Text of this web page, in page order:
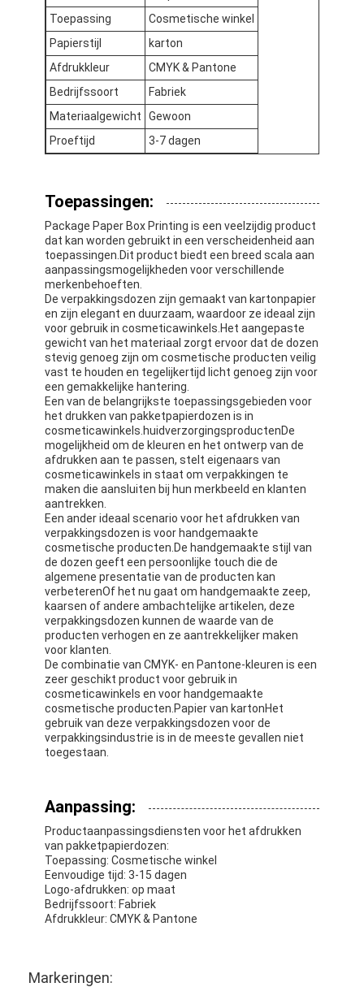
Fabriekstour
Kwaliteitscontrole
Neem contact met ons op
Nieuws
verpakkingsdozen
Kosmetische verpakkende doos
Elektronische verpakkingsdoos
document giftzakken
Stijve giftdoos
opvouwbare papieren doos
toonbank
Kleinschappen voor de winkel
Kleefkleefmerk
Gezichtsmasker Verpakkende Zak
Aanpassing van de brochure
Gepersonaliseerd rood pakket
Toepassing
Cosmetische winkel
Papierstijl
karton
Afdrukkleur
CMYK & Pantone
Bedrijfssoort
Fabriek
Materiaalgewicht
Gewoon
Proeftijd
3-7 dagen
Toepassingen:
Package Paper Box Printing is een veelzijdig product
dat kan worden gebruikt in een verscheidenheid aan
toepassingen.Dit product biedt een breed scala aan
aanpassingsmogelijkheden voor verschillende
merkenbehoeften.
De verpakkingsdozen zijn gemaakt van kartonpapier
en zijn elegant en duurzaam, waardoor ze ideaal zijn
voor gebruik in cosmeticawinkels.Het aangepaste
gewicht van het materiaal zorgt ervoor dat de dozen
stevig genoeg zijn om cosmetische producten veilig
vast te houden en tegelijkertijd licht genoeg zijn voor
een gemakkelijke hantering.
Een van de belangrijkste toepassingsgebieden voor
het drukken van pakketpapierdozen is in
cosmeticawinkels.huidverzorgingsproductenDe
mogelijkheid om de kleuren en het ontwerp van de
afdrukken aan te passen, stelt eigenaars van
cosmeticawinkels in staat om verpakkingen te
maken die aansluiten bij hun merkbeeld en klanten
aantrekken.
Een ander ideaal scenario voor het afdrukken van
verpakkingsdozen is voor handgemaakte
cosmetische producten.De handgemaakte stijl van
de dozen geeft een persoonlijke touch die de
algemene presentatie van de producten kan
verbeterenOf het nu gaat om handgemaakte zeep,
kaarsen of andere ambachtelijke artikelen, deze
verpakkingsdozen kunnen de waarde van de
producten verhogen en ze aantrekkelijker maken
voor klanten.
De combinatie van CMYK- en Pantone-kleuren is een
zeer geschikt product voor gebruik in
cosmeticawinkels en voor handgemaakte
cosmetische producten.Papier van kartonHet
gebruik van deze verpakkingsdozen voor de
verpakkingsindustrie is in de meeste gevallen niet
toegestaan.
Aanpassing:
Productaanpassingsdiensten voor het afdrukken
van pakketpapierdozen:
Toepassing: Cosmetische winkel
Eenvoudige tijd: 3-15 dagen
Logo-afdrukken: op maat
Bedrijfssoort: Fabriek
Afdrukkleur: CMYK & Pantone
Markeringen: